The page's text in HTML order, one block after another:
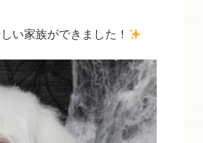
い家族ができました！